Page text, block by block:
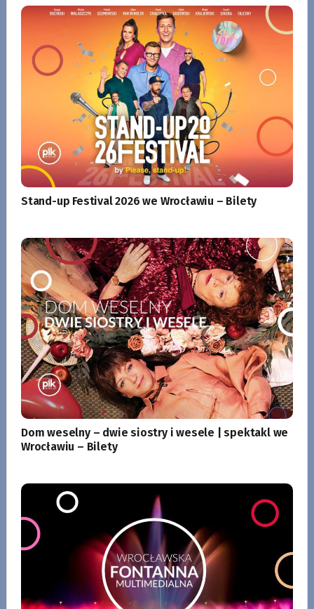
Stand-up Festival 2026 we Wrocławiu – Bilety
Dom weselny – dwie siostry i wesele | spektakl we
Wrocławiu – Bilety